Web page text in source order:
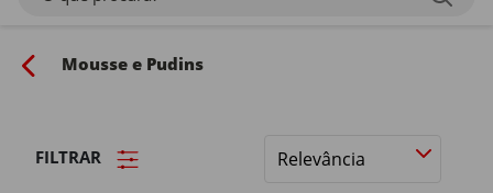
Mousse e Pudins
FILTRAR
Ordenar